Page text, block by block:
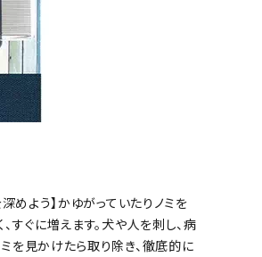
めよう】かゆがっていたりノミを
すぐに増えます。犬や人を刺し、病
を見かけたら取り除き、徹底的に